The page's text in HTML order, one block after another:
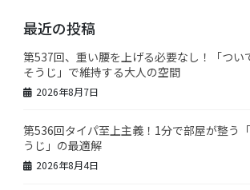
最近の投稿
第537回、重い腰を上げる必要なし！「つい
そうじ」で維持する大人の空間
2026年8月7日
第536回タイパ至上主義！1分で部屋が整う
うじ」の最適解
2026年8月4日